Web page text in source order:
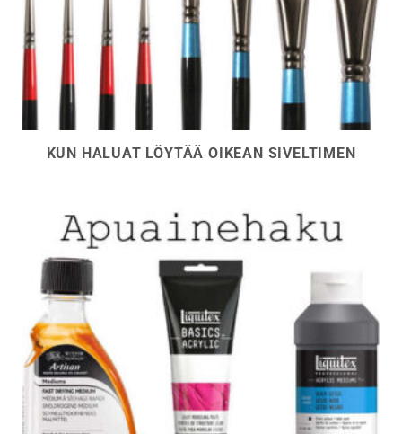
KUN HALUAT LÖYTÄÄ OIKEAN SIVELTIMEN